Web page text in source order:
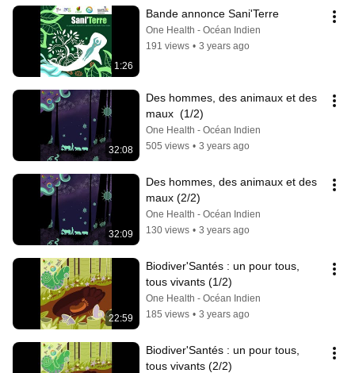
1:26
Bande annonce Sani'Terre
One Health - Océan Indien
191 views • 3 years ago
32:08
Des hommes, des animaux et des
maux  (1/2)
One Health - Océan Indien
505 views • 3 years ago
32:09
Des hommes, des animaux et des
maux (2/2)
One Health - Océan Indien
130 views • 3 years ago
22:59
Biodiver'Santés : un pour tous,
tous vivants (1/2)
One Health - Océan Indien
185 views • 3 years ago
Biodiver'Santés : un pour tous,
tous vivants (2/2)